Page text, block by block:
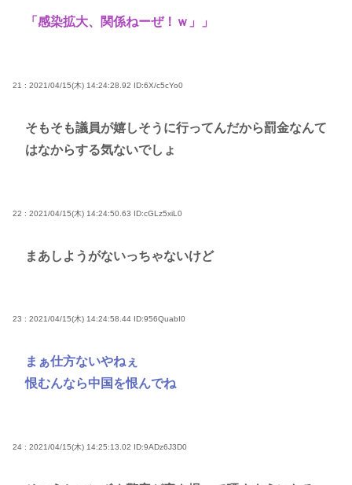
「感染拡大、関係ねーぜ！ｗ」」
21 : 2021/04/15(木) 14:24:28.92 ID:6X/c5cYo0
そもそも議員が嬉しそうに行ってんだから罰金なんて
はなからする気ないでしょ
22 : 2021/04/15(木) 14:24:50.63 ID:cGLz5xiL0
まあしようがないっちゃないけど
23 : 2021/04/15(木) 14:24:58.44 ID:956QuabI0
まぁ仕方ないやねぇ
恨むんなら中国を恨んでね
24 : 2021/04/15(木) 14:25:13.02 ID:9ADz6J3D0